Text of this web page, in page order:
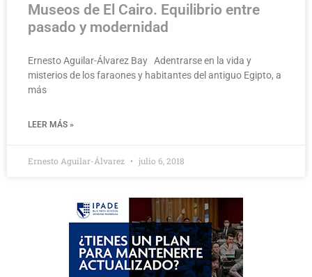
Museos de El Cairo. Equilibrio entre
pasado y modernidad
Ernesto Aguilar-Álvarez Bay Adentrarse en la vida y
misterios de los faraones y habitantes del antiguo Egipto, a
más
LEER MÁS »
Ernesto Aguilar-Álvarez julio 6, 2018